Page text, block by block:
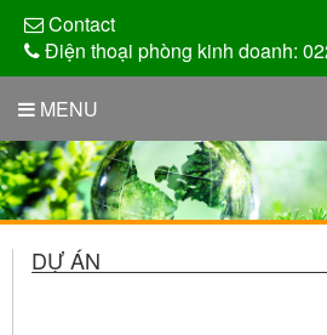
Contact
Điện thoại phòng kinh doanh:
MENU
DỰ ÁN